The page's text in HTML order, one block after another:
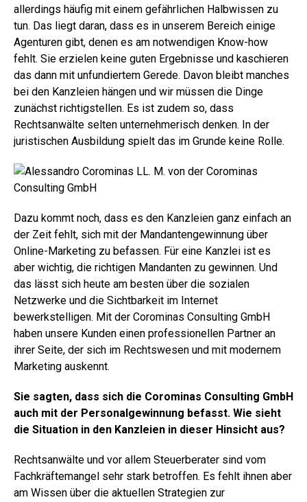
allerdings häufig mit einem gefährlichen Halbwissen zu
tun. Das liegt daran, dass es in unserem Bereich einige
Agenturen gibt, denen es am notwendigen Know-how
fehlt. Sie erzielen keine guten Ergebnisse und kaschieren
das dann mit unfundiertem Gerede. Davon bleibt manches
bei den Kanzleien hängen und wir müssen die Dinge
zunächst richtigstellen. Es ist zudem so, dass
Rechtsanwälte selten unternehmerisch denken. In der
juristischen Ausbildung spielt das im Grunde keine Rolle.
Dazu kommt noch, dass es den Kanzleien ganz einfach an
der Zeit fehlt, sich mit der Mandantengewinnung über
Online-Marketing zu befassen. Für eine Kanzlei ist es
aber wichtig, die richtigen Mandanten zu gewinnen. Und
das lässt sich heute am besten über die sozialen
Netzwerke und die Sichtbarkeit im Internet
bewerkstelligen. Mit der Corominas Consulting GmbH
haben unsere Kunden einen professionellen Partner an
ihrer Seite, der sich im Rechtswesen und mit modernem
Marketing auskennt.
Sie sagten, dass sich die Corominas Consulting GmbH
auch mit der Personalgewinnung befasst. Wie sieht
die Situation in den Kanzleien in dieser Hinsicht aus?
Rechtsanwälte und vor allem Steuerberater sind vom
Fachkräftemangel sehr stark betroffen. Es fehlt ihnen aber
am Wissen über die aktuellen Strategien zur